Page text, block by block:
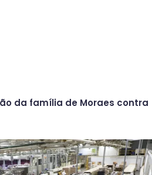
da família de Moraes contra